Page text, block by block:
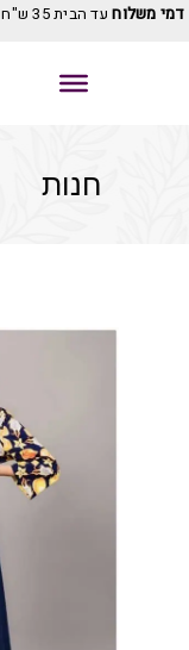
דמי משלוחעד הבית 35 ש"ח
חנות